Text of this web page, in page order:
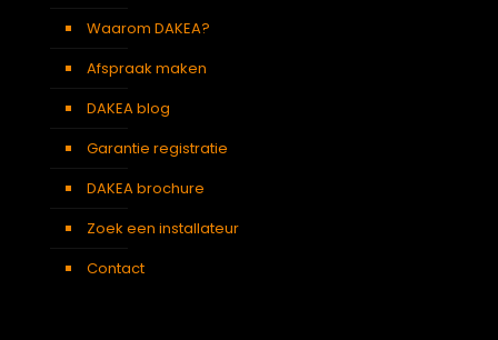
Waarom DAKEA?
Afspraak maken
DAKEA blog
Garantie registratie
DAKEA brochure
Zoek een installateur
Contact